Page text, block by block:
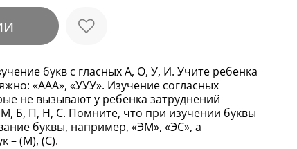
букв с гласных А, О, У, И. Учите ребенка
«ААА», «УУУ». Изучение согласных
не вызывают у ребенка затруднений
Б, П, Н, С. Помните, что при изучении буквы
буквы, например, «ЭМ», «ЭС», а
– (М), (С).